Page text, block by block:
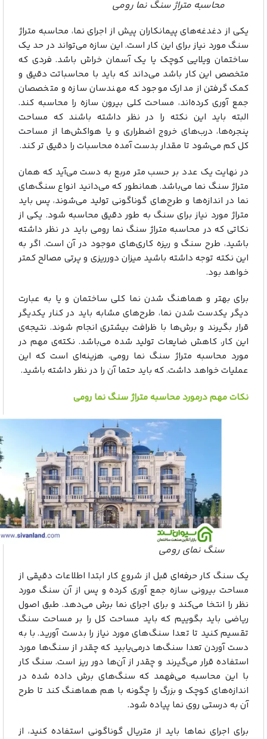
محاسبه متراژ سنگ نما رومی
یکی از دغدغه‌های پیمانکاران پیش از اجرای نما، محاسبه متراژ
سنگ مورد نیاز برای این کار است. این سازه می‌تواند در حد یک
ساختمان ویلایی کوچک یا یک آسمان خراش باشد. فردی که
متخصص این کار باشد می‌داند که باید با محاسباتت دقیق و
کمک گرفتن از مدارک موجود که مهندسان سازه و متخصصان
جمع آوری کرده‌اند، مساحت کلی بیرون سازه را محاسبه کند.
البته باید این نکته را در نظر داشته باشند که مساحت
پنجره‌ها، درب‌های خروج اضطراری و یا هواکش‌ها از مساحت
کل کم می‌شود تا مقدار بدست آمده محاسبات را دقیق تر کند.
در نهایت یک عدد بر حسب متر مربع به دست می‌آید که همان
متراژ سنگ نما می‌باشد. همانطور که می‌دانید انواع سنگ‌های
نما در اندازه‌ها و طرح‌های گوناگونی تولید می‌شوند، پس باید
متراژ مورد نیاز برای سنگ به طور دقیق محاسبه شود. یکی از
نکاتی که در محاسبه متراژ سنگ نما رومی باید در نظر داشته
باشید، طرح سنگ و ریزه کاری‌های موجود در آن است. اگر به
این نکته توجه داشته باشید میزان دورریزی و پرتی مصالح کمتر
خواهد بود.
برای بهتر و هماهنگ شدن نما کلی ساختمان و یا به عبارت
دیگر یکدست شدن نما، طرح‌های مشابه باید در کنار یکدیگر
قرار بگیرند و برش‌ها با ظرافت بیشتری انجام شوند. نتیجه‌ی
این کار، کاهش ضایعات تولید شده می‌باشد. نکته‌ی مهم در
مورد محاسبه متراژ سنگ نما رومی، هزینه‌ای است که این
عملیات خواهد داشت. که باید حتما آن را در نظر داشته باشید.
نکات مهم درمورد محاسبه متراژ سنگ نما رومی
سنگ نمای رومی
یک سنگ کار حرفه‌ای قبل از شروع کار ابتدا اطلاعات دقیقی از
مساحت بیرونی سازه جمع آوری کرده و پس از آن سنگ مورد
نظر را انتخا می‌کند و برای اجرای نما برش می‌دهد. طبق اصول
ریاضی باید بگوییم که باید مساحت کل را بر مساحت سنگ
تقسیم کنید تا تعدا سنگ‌های مورد نیاز را بدست آورید. با به
دست آوردن تعدا سنگ‌ها درمی‌یابید که چقدر از سنگ‌ها مورد
استفاده قرار می‌گیرند و چقدر از آن‌ها دور ریز است. سنگ کار
با این محاسبه می‌فهمد که سنگ‌های برش داده شده در
اندازه‌های کوچک و بزرگ را چگونه با هم هماهنگ کند تا طرح
آن به درستی روی نما پیاده شود.
برای اجرای نماها باید از متریال گوناگونی استفاده کنید، از